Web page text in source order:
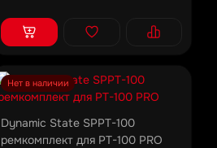
Нет в наличии
Dynamic State SPPT-100
ремкомплект для PT-100 PRO